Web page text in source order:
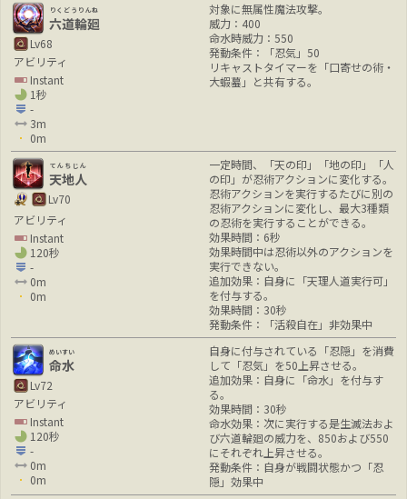
六道輪廻
りくどうりんね
Lv68
アビリティ
Instant
1秒
-
3m
0m
対象に無属性魔法攻撃。
威力：400
命水時威力：550
発動条件：「忍気」50
リキャストタイマーを「口寄せの術・
大蝦蟇」と共有する。
天地人
てんちじん
Lv70
アビリティ
Instant
120秒
-
0m
0m
一定時間、「天の印」「地の印」「人
の印」が忍術アクションに変化する。
忍術アクションを実行するたびに別の
忍術アクションに変化し、最大3種類
の忍術を実行することができる。
効果時間：6秒
効果時間中は忍術以外のアクションを
実行できない。
追加効果：自身に「天理人道実行可」
を付与する。
効果時間：30秒
発動条件：「活殺自在」非効果中
命水
めいすい
Lv72
アビリティ
Instant
120秒
-
0m
0m
自身に付与されている「忍隠」を消費
して「忍気」を50上昇させる。
追加効果：自身に「命水」を付与す
る。
効果時間：30秒
命水効果：次に実行する是生滅法およ
び六道輪廻の威力を、850および550
にそれぞれ上昇させる。
発動条件：自身が戦闘状態かつ「忍
隠」効果中